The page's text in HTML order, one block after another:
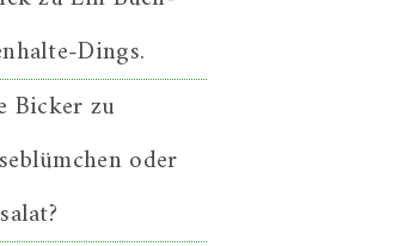
Dings.
Bickerzu
oder